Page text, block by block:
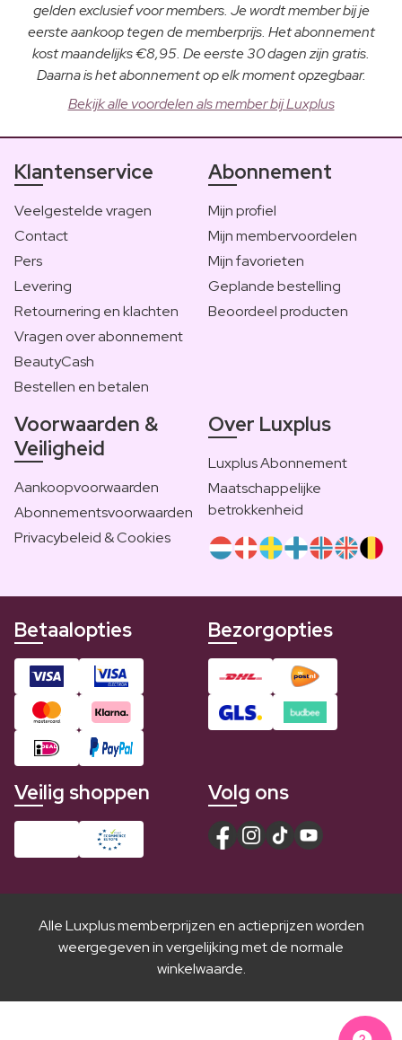
gelden exclusief voor members. Je wordt member bij je
eerste aankoop tegen de memberprijs. Het abonnement
kost maandelijks €8,95. De eerste 30 dagen zijn gratis.
Daarna is het abonnement op elk moment opzegbaar.
Bekijk alle voordelen als member bij Luxplus
Klantenservice
Veelgestelde vragen
Contact
Pers
Levering
Retournering en klachten
Vragen over abonnement
BeautyCash
Bestellen en betalen
Abonnement
Mijn profiel
Mijn membervoordelen
Mijn favorieten
Geplande bestelling
Beoordeel producten
Voorwaarden &
Veiligheid
Aankoopvoorwaarden
Abonnementsvoorwaarden
Privacybeleid & Cookies
Over Luxplus
Luxplus Abonnement
Maatschappelijke
betrokkenheid
Betaalopties Bezorgopties
Veilig shoppen Volg ons
Alle Luxplus memberprijzen en actieprijzen worden
weergegeven in vergelijking met de normale
winkelwaarde.